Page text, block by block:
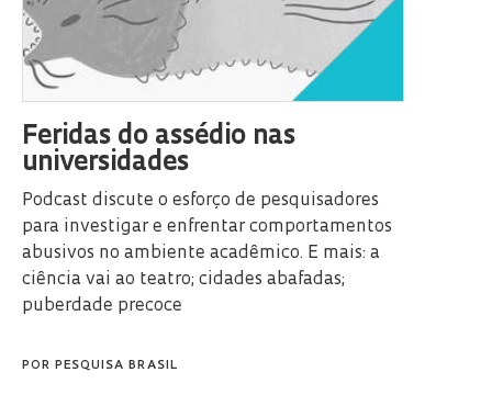
Feridas do assédio nas
universidades
Podcast discute o esforço de pesquisadores
para investigar e enfrentar comportamentos
abusivos no ambiente acadêmico. E mais: a
ciência vai ao teatro; cidades abafadas;
puberdade precoce
POR PESQUISA BRASIL